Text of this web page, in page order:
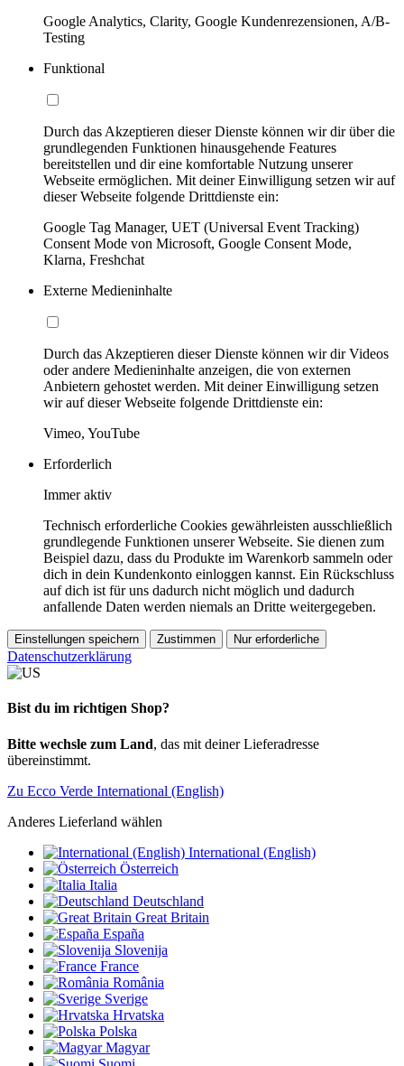
Google Analytics, Clarity, Google Kundenrezensionen, A/B-
Testing
Funktional
Durch das Akzeptieren dieser Dienste können wir dir über die
grundlegenden Funktionen hinausgehende Features
bereitstellen und dir eine komfortable Nutzung unserer
Webseite ermöglichen. Mit deiner Einwilligung setzen wir auf
dieser Webseite folgende Drittdienste ein:
Google Tag Manager, UET (Universal Event Tracking)
Consent Mode von Microsoft, Google Consent Mode,
Klarna, Freshchat
Externe Medieninhalte
Durch das Akzeptieren dieser Dienste können wir dir Videos
oder andere Medieninhalte anzeigen, die von externen
Anbietern gehostet werden. Mit deiner Einwilligung setzen
wir auf dieser Webseite folgende Drittdienste ein:
Vimeo, YouTube
Erforderlich
Immer aktiv
Technisch erforderliche Cookies gewährleisten ausschließlich
grundlegende Funktionen unserer Webseite. Sie dienen zum
Beispiel dazu, dass du Produkte im Warenkorb sammeln oder
dich in dein Kundenkonto einloggen kannst. Ein Rückschluss
auf dich ist für uns dadurch nicht möglich und dadurch
anfallende Daten werden niemals an Dritte weitergegeben.
Einstellungen speichern Zustimmen Nur erforderliche
Datenschutzerklärung
Bist du im richtigen Shop?
Bitte wechsle zum Land, das mit deiner Lieferadresse
übereinstimmt.
Zu Ecco Verde International (English)
Anderes Lieferland wählen
International (English)
Österreich
Italia
Deutschland
Great Britain
España
Slovenija
France
România
Sverige
Hrvatska
Polska
Magyar